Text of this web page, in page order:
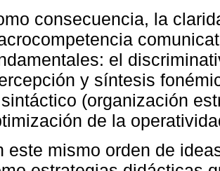
consecuencia, la
el
y síntesis
(organización
de la
este mismo orden de